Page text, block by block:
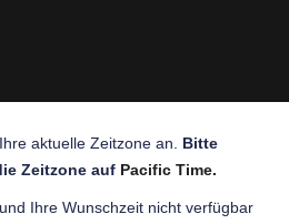
aktuelle Zeitzone an. Bitte
Zeitzone auf Pacific Time.
Ihre Wunschzeit nicht verfügbar